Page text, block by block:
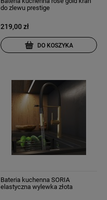
do zlewu prestige
219,00 zł
DO KOSZYKA
Bateria kuchenna SORIA
elastyczna wylewka złota